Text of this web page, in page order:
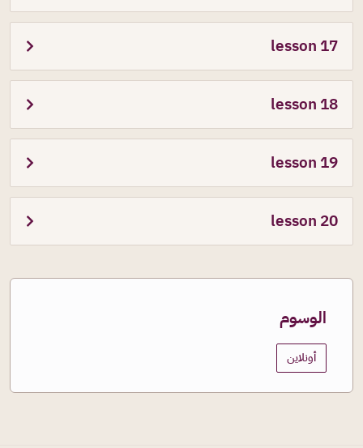
lesson 17
lesson 18
lesson 19
lesson 20
الوسوم
أونلاين